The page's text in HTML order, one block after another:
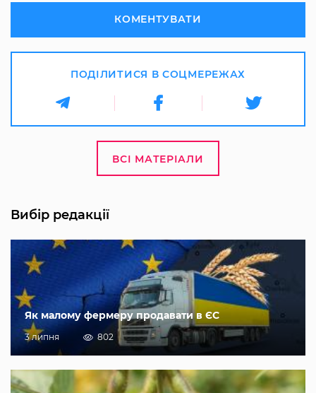
КОМЕНТУВАТИ
ПОДІЛИТИСЯ В СОЦМЕРЕЖАХ
ВСІ МАТЕРІАЛИ
Вибір редакції
Як малому фермеру продавати в ЄС
3 липня 802